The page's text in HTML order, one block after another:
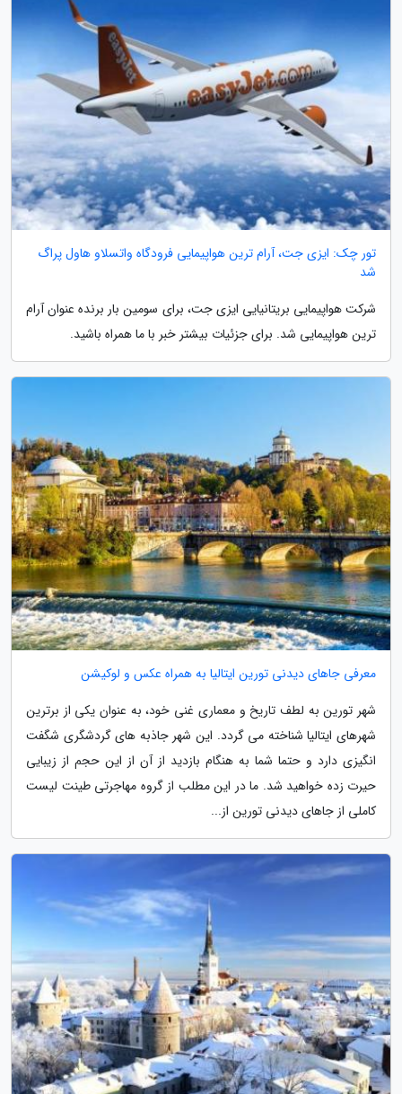
تور چک: ایزی جت، آرام ترین هواپیمایی فرودگاه واتسلاو هاول پراگ
شد
شرکت هواپیمایی بریتانیایی ایزی جت، برای سومین بار برنده عنوان آرام
ترین هواپیمایی شد. برای جزئیات بیشتر خبر با ما همراه باشید.
معرفی جاهای دیدنی تورین ایتالیا به همراه عکس و لوکیشن
شهر تورین به لطف تاریخ و معماری غنی خود، به عنوان یکی از برترین
شهرهای ایتالیا شناخته می گردد. این شهر جاذبه های گردشگری شگفت
انگیزی دارد و حتما شما به هنگام بازدید از آن از این حجم از زیبایی
حیرت زده خواهید شد. ما در این مطلب از گروه مهاجرتی طینت لیست
کاملی از جاهای دیدنی تورین از...